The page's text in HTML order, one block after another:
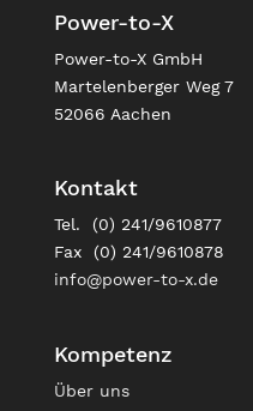
Power-to-X
Power-to-X GmbH
Martelenberger Weg 7
52066 Aachen
Kontakt
Tel. (0) 241/9610877
Fax (0) 241/9610878
info@power-to-x.de
Kompetenz
Über uns